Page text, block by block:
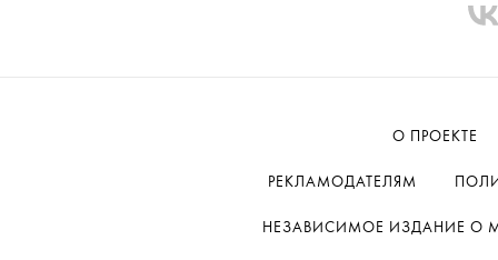
О ПРОЕКТЕ
РЕКЛАМОДАТЕЛЯМ
НЕЗАВИСИМОЕ ИЗДАНИЕ О